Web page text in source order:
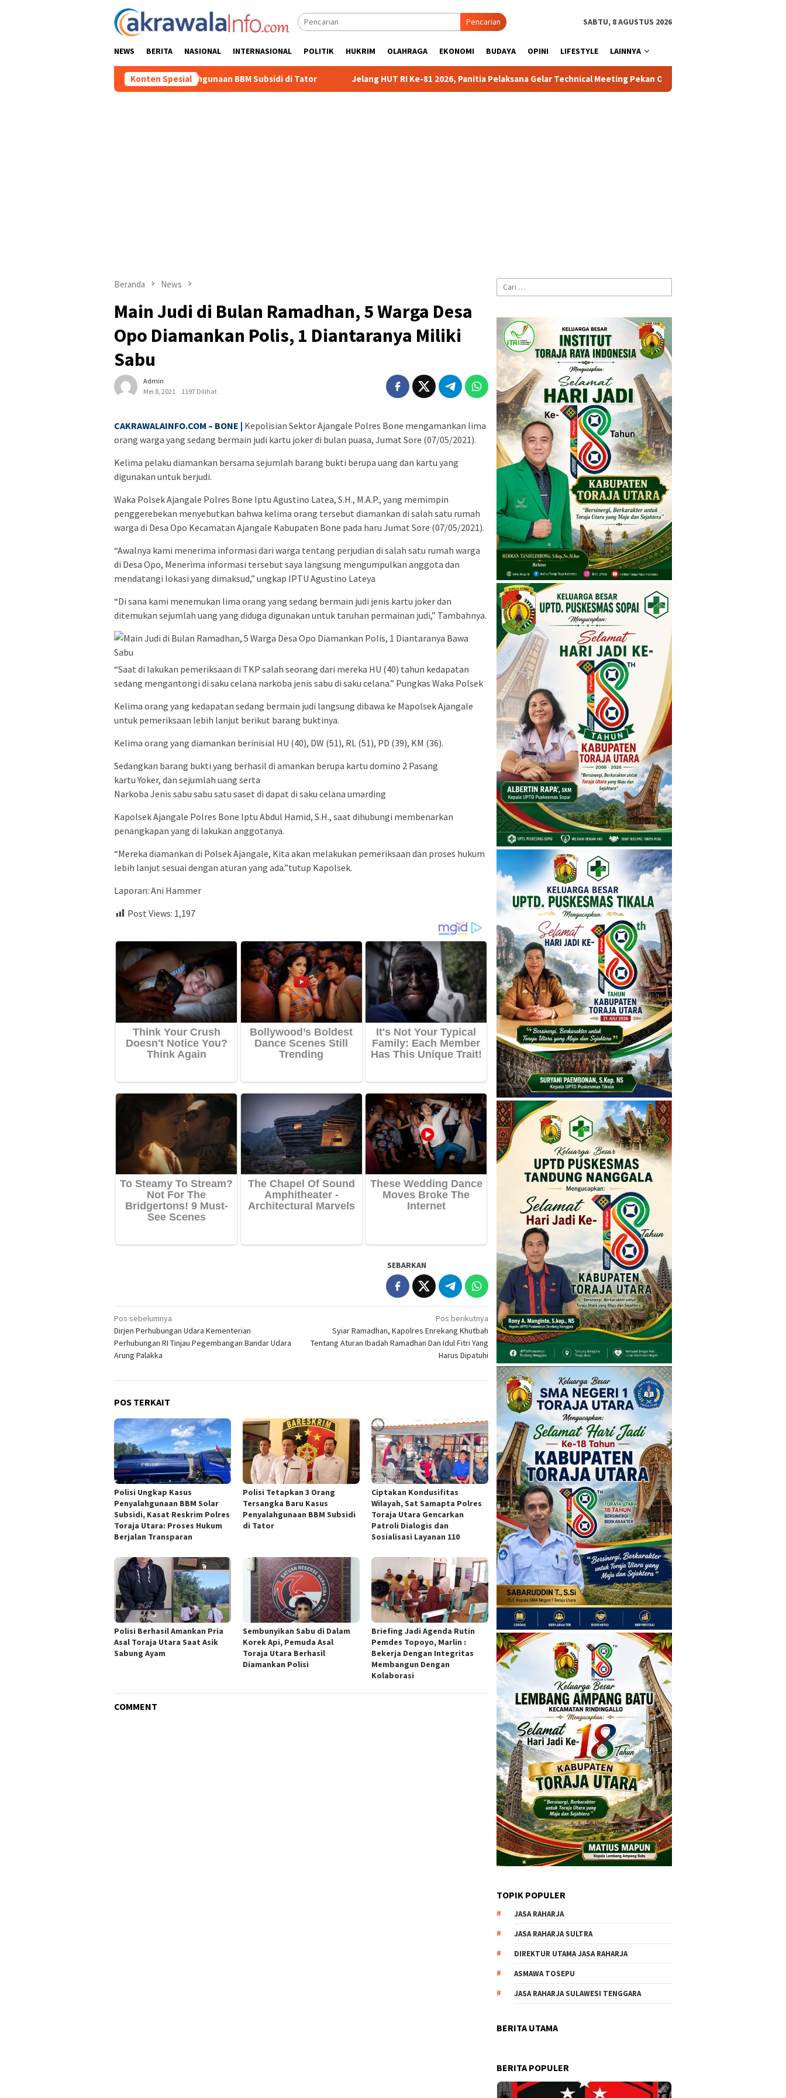
Pencarian SABTU, 8 AGUSTUS 2026
NEWS BERITA NASIONAL INTERNASIONAL POLITIK HUKRIM OLAHRAGA EKONOMI BUDAYA OPINI LIFESTYLE LAINNYA
Konten Spesial
Baru Kasus Penyalahgunaan BBM Subsidi di Tator Jelang HUT RI Ke-81 2026, Panitia Pelaksana Gelar Technical Meeting Pekan Olahraga Tingkat Kecamatan Konda
Beranda News
Main Judi di Bulan Ramadhan, 5 Warga Desa
Opo Diamankan Polis, 1 Diantaranya Miliki
Sabu
Admin
Mei 8, 2021
1197 Dilihat
CAKRAWALAINFO.COM – BONE | Kepolisian Sektor Ajangale Polres Bone mengamankan lima
orang warga yang sedang bermain judi kartu joker di bulan puasa, Jumat Sore (07/05/2021).
Kelima pelaku diamankan bersama sejumlah barang bukti berupa uang dan kartu yang
digunakan untuk berjudi.
Waka Polsek Ajangale Polres Bone Iptu Agustino Latea, S.H., M.A.P., yang memimpin
penggerebekan menyebutkan bahwa kelima orang tersebut diamankan di salah satu rumah
warga di Desa Opo Kecamatan Ajangale Kabupaten Bone pada haru Jumat Sore (07/05/2021).
“Awalnya kami menerima informasi dari warga tentang perjudian di salah satu rumah warga
di Desa Opo, Menerima informasi tersebut saya langsung mengumpulkan anggota dan
mendatangi lokasi yang dimaksud,” ungkap IPTU Agustino Lateya
“Di sana kami menemukan lima orang yang sedang bermain judi jenis kartu joker dan
ditemukan sejumlah uang yang diduga digunakan untuk taruhan permainan judi,” Tambahnya.
“Saat di lakukan pemeriksaan di TKP salah seorang dari mereka HU (40) tahun kedapatan
sedang mengantongi di saku celana narkoba jenis sabu di saku celana.” Pungkas Waka Polsek
Kelima orang yang kedapatan sedang bermain judi langsung dibawa ke Mapolsek Ajangale
untuk pemeriksaan lebih lanjut berikut barang buktinya.
Kelima orang yang diamankan berinisial HU (40), DW (51), RL (51), PD (39), KM (36).
Sedangkan barang bukti yang berhasil di amankan berupa kartu domino 2 Pasang
kartu Yoker, dan sejumlah uang serta
Narkoba Jenis sabu sabu satu saset di dapat di saku celana umarding
Kapolsek Ajangale Polres Bone Iptu Abdul Hamid, S.H., saat dihubungi membenarkan
penangkapan yang di lakukan anggotanya.
“Mereka diamankan di Polsek Ajangale, Kita akan melakukan pemeriksaan dan proses hukum
lebih lanjut sesuai dengan aturan yang ada.”tutup Kapolsek.
Laporan: Ani Hammer
Post Views: 1,197
SEBARKAN
Navigasi
pos
Pos sebelumnya
Dirjen Perhubungan Udara Kementerian
Perhubungan RI Tinjau Pegembangan Bandar Udara
Arung Palakka
Pos berikutnya
Syiar Ramadhan, Kapolres Enrekang Khutbah
Tentang Aturan Ibadah Ramadhan Dan Idul Fitri Yang
Harus Dipatuhi
POS TERKAIT
Polisi Ungkap Kasus
Penyalahgunaan BBM Solar
Subsidi, Kasat Reskrim Polres
Toraja Utara: Proses Hukum
Berjalan Transparan
Polisi Tetapkan 3 Orang
Tersangka Baru Kasus
Penyalahgunaan BBM Subsidi
di Tator
Ciptakan Kondusifitas
Wilayah, Sat Samapta Polres
Toraja Utara Gencarkan
Patroli Dialogis dan
Sosialisasi Layanan 110
Polisi Berhasil Amankan Pria
Asal Toraja Utara Saat Asik
Sabung Ayam
Sembunyikan Sabu di Dalam
Korek Api, Pemuda Asal
Toraja Utara Berhasil
Diamankan Polisi
Briefing Jadi Agenda Rutin
Pemdes Topoyo, Marlin :
Bekerja Dengan Integritas
Membangun Dengan
Kolaborasi
COMMENT
Cari
untuk:
TOPIK POPULER
JASA RAHARJA
JASA RAHARJA SULTRA
DIREKTUR UTAMA JASA RAHARJA
ASMAWA TOSEPU
JASA RAHARJA SULAWESI TENGGARA
BERITA UTAMA
BERITA POPULER